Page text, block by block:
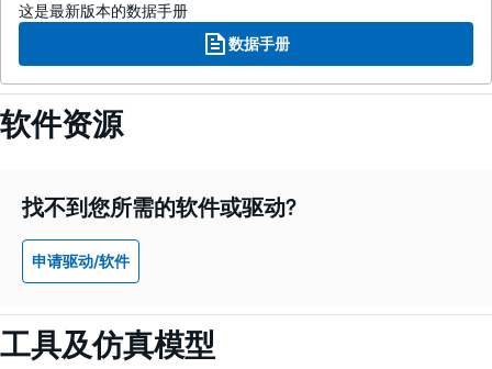
这是最新版本的数据手册
数据手册
软件资源
找不到您所需的软件或驱动?
申请驱动/软件
工具及仿真模型